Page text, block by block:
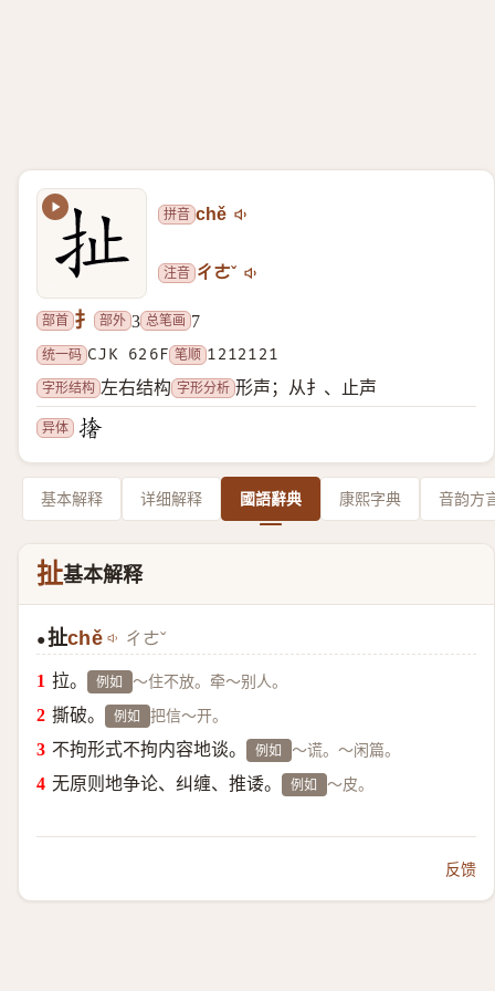
拼音 chě
注音 ㄔㄜˇ
部首 扌 部外 3 总笔画 7
统一码 CJK 626F 笔顺 1212121
字形结构 左右结构 字形分析 形声；从扌、止声
异体
基本解释 详细解释 國語辭典 康熙字典 音韵方
扯基本解释
●扯chě ㄔㄜˇ
拉。 例如 ～住不放。牵～别人。
撕破。 例如 把信～开。
不拘形式不拘内容地谈。 例如 ～谎。～闲篇。
无原则地争论、纠缠、推诿。 例如 ～皮。
反馈